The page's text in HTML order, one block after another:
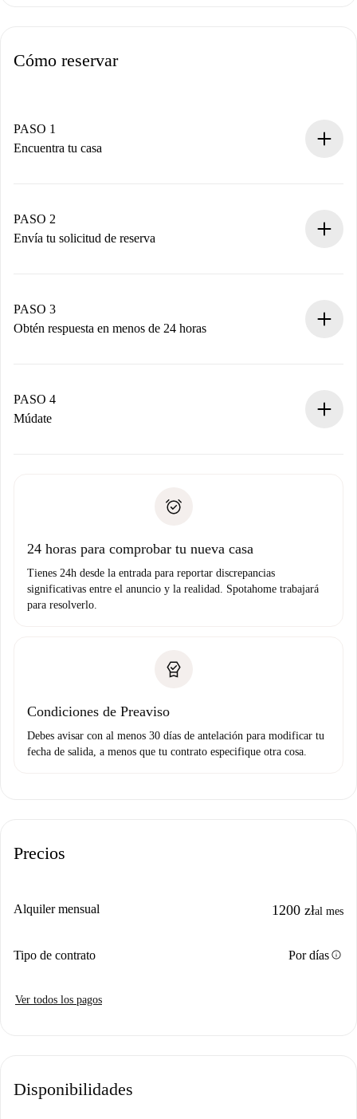
Cómo reservar
PASO 1
Encuentra tu casa
Tienes toda la información necesaria por adelantado.
PASO 2
Envía tu solicitud de reserva
propietario acepte.
PASO 3
Obtén respuesta en menos de 24 horas
contacto con el propietario.
Si es rechazada: No te haremos ningún cargo y te
Prueba de solvencia
PASO 4
Múdate
no nos comunicas ningún problema.
24 horas para comprobar tu nueva casa
Tienes 24h desde la entrada para reportar discrepancias
significativas entre el anuncio y la realidad. Spotahome trabajará
para resolverlo.
Condiciones de Preaviso
Debes avisar con al menos 30 días de antelación para modificar tu
fecha de salida, a menos que tu contrato especifique otra cosa.
Precios
Alquiler mensual 1200 złal mes
Tipo de contrato Por díasinfo
Ver todos los pagos
Disponibilidades